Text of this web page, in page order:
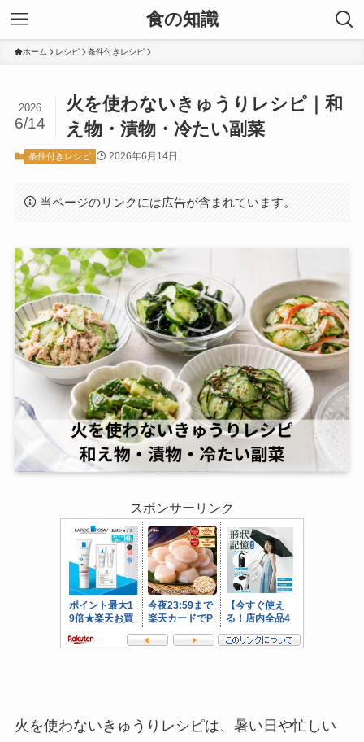
食の知識
ホーム レシピ 条件付きレシピ
火を使わないきゅうりレシピ｜和
え物・漬物・冷たい副菜
2026
6/14
条件付きレシピ 2026年6月14日
当ページのリンクには広告が含まれています。
スポンサーリンク
火を使わないきゅうりレシピは、暑い日や忙しい